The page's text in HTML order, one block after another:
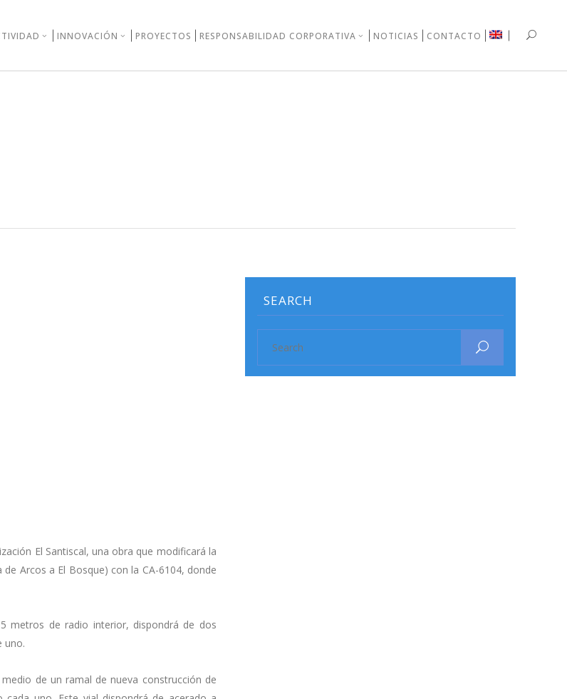
INNOVACIÓN PROYECTOS RESPONSABILIDAD CORPORATIVA NOTICIAS CONTACTO
El Santiscal, una obra que modificará la
Arcos a El Bosque) con la CA-6104, donde
metros de radio interior, dispondrá de dos
uno.
de un ramal de nueva construcción de
SEARCH